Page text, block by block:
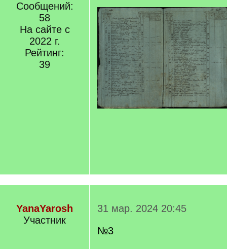
Сообщений:
58
На сайте с
2022 г.
Рейтинг:
39
YanaYarosh
Участник
31 мар. 2024 20:45
№3